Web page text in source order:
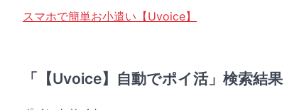
スマホで簡単お小遣い【Uvoice】
「【Uvoice】自動でポイ活」検索結果